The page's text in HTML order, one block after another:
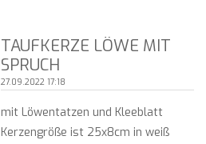
TAUFKERZE LÖWE MIT
SPRUCH
27.09.2022 17:18
mit Löwentatzen und Kleeblatt
Kerzengröße ist 25x8cm in weiß